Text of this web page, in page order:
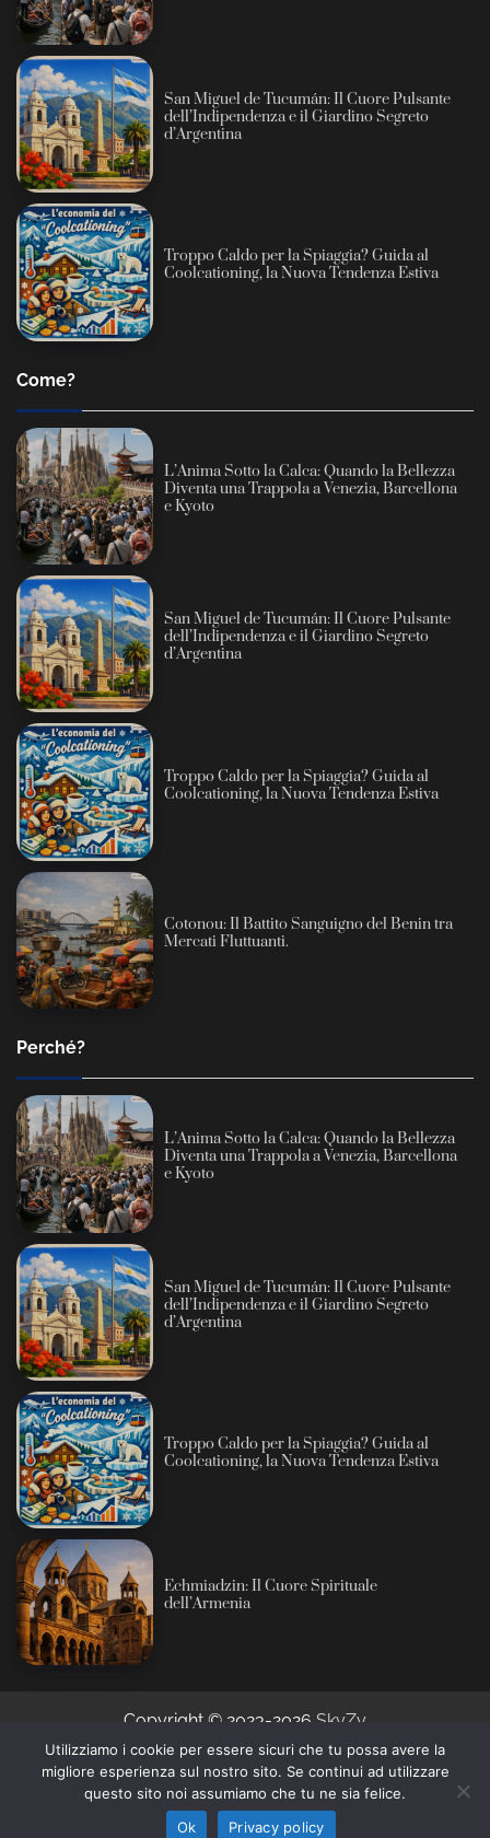
San Miguel de Tucumán: Il Cuore Pulsante
dell’Indipendenza e il Giardino Segreto
d’Argentina
Troppo Caldo per la Spiaggia? Guida al
Coolcationing, la Nuova Tendenza Estiva
Come?
L’Anima Sotto la Calca: Quando la Bellezza
Diventa una Trappola a Venezia, Barcellona
e Kyoto
San Miguel de Tucumán: Il Cuore Pulsante
dell’Indipendenza e il Giardino Segreto
d’Argentina
Troppo Caldo per la Spiaggia? Guida al
Coolcationing, la Nuova Tendenza Estiva
Cotonou: Il Battito Sanguigno del Benin tra
Mercati Fluttuanti.
Perché?
L’Anima Sotto la Calca: Quando la Bellezza
Diventa una Trappola a Venezia, Barcellona
e Kyoto
San Miguel de Tucumán: Il Cuore Pulsante
dell’Indipendenza e il Giardino Segreto
d’Argentina
Troppo Caldo per la Spiaggia? Guida al
Coolcationing, la Nuova Tendenza Estiva
Echmiadzin: Il Cuore Spirituale
dell’Armenia
Copyright © 2023-2026 SkyZy
Informativa sull’intelligenza artificiale: alcuni contenuti
di questo sito sono prodotti con l’ausilio di sistemi
automatici e revisionati prima della pubblicazione (AI
Utilizziamo i cookie per essere sicuri che tu possa avere la
migliore esperienza sul nostro sito. Se continui ad utilizzare
questo sito noi assumiamo che tu ne sia felice.
Ok
Privacy policy